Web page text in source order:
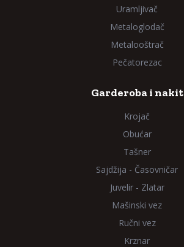
Uramljivač
Metaloglodač
Metalooštrač
Pečatorezac
Garderoba i nakit
Krojač
Obućar
Tašner
Sajdžija - Časovničar
Juvelir - Zlatar
Mašinski vez
Ručni vez
Krznar